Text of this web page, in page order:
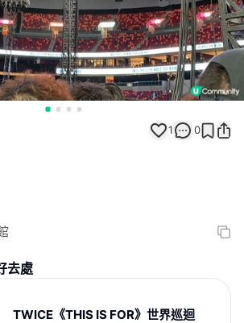
1 0
去處
TWICE《THIS IS FOR》世界巡迴